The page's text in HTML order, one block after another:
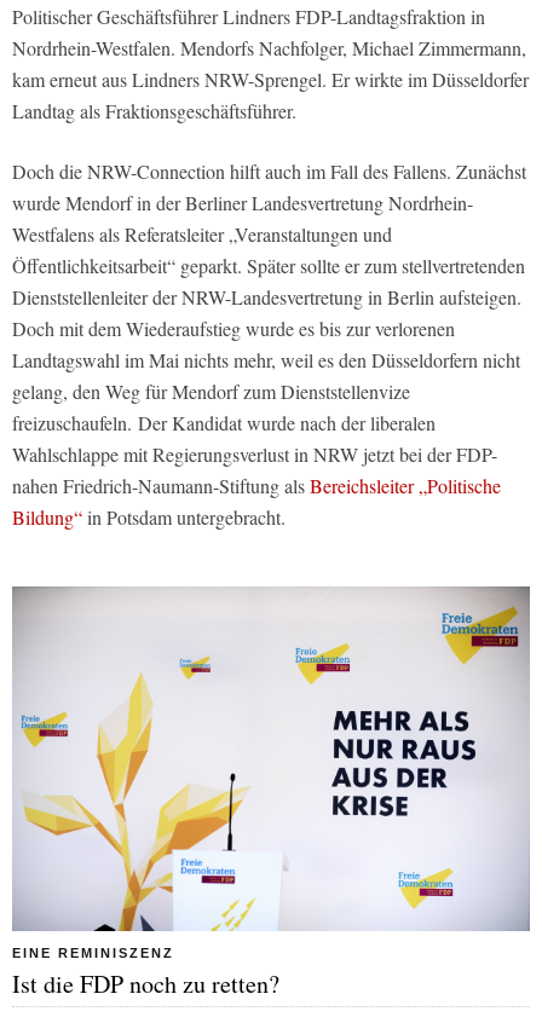
Politischer Geschäftsführer Lindners FDP-Landtagsfraktion in
Nordrhein-Westfalen. Mendorfs Nachfolger, Michael Zimmermann,
kam erneut aus Lindners NRW-Sprengel. Er wirkte im Düsseldorfer
Landtag als Fraktionsgeschäftsführer.
Doch die NRW-Connection hilft auch im Fall des Fallens. Zunächst
wurde Mendorf in der Berliner Landesvertretung Nordrhein-
Westfalens als Referatsleiter „Veranstaltungen und
Öffentlichkeitsarbeit“ geparkt. Später sollte er zum stellvertretenden
Dienststellenleiter der NRW-Landesvertretung in Berlin aufsteigen.
Doch mit dem Wiederaufstieg wurde es bis zur verlorenen
Landtagswahl im Mai nichts mehr, weil es den Düsseldorfern nicht
gelang, den Weg für Mendorf zum Dienststellenvize
freizuschaufeln. Der Kandidat wurde nach der liberalen
Wahlschlappe mit Regierungsverlust in NRW jetzt bei der FDP-
nahen Friedrich-Naumann-Stiftung alsBereichsleiter „Politische
Bildung“in Potsdam untergebracht.
EINE REMINISZENZ
Ist die FDP noch zu retten?